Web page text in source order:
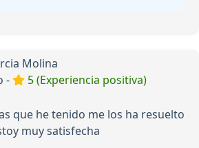
Molina
-
5 (Experiencia positiva)
que he tenido me los ha resuelto
muy satisfecha